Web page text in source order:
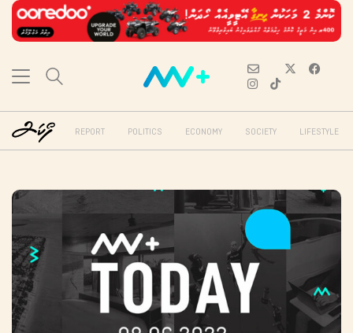
REPORT POLITICS ECONOMY SOCIETY LIFESTYLE